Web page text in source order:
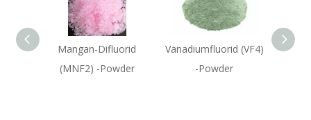
Mangan-Difluorid
(MNF2) -Powder
Vanadiumfluorid (VF4)
-Powder